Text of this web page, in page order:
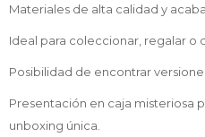
Materiales de alta calidad y
Ideal para coleccionar, regalar o
Posibilidad de encontrar
Presentación en caja misteriosa
unboxing única.